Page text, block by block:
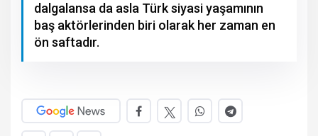
dalgalansa da asla Türk siyasi yaşamının
baş aktörlerinden biri olarak her zaman en
ön saftadır.